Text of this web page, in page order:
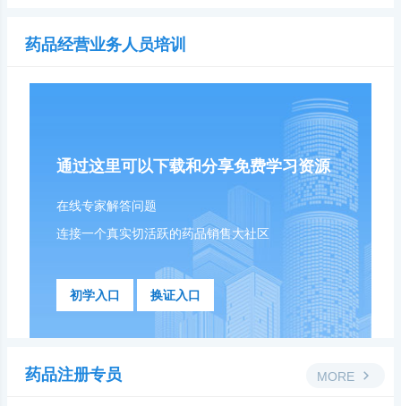
药品经营业务人员培训
通过这里可以下载和分享免费学习资源
在线专家解答问题
连接一个真实切活跃的药品销售大社区
初学入口 换证入口
药品注册专员 MORE